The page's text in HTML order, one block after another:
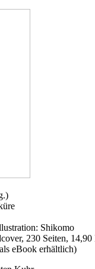
Shikomo
230 Seiten,
eBook erhältlich)